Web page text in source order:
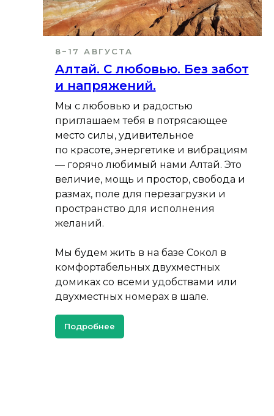
8−17 АВГУСТА
Алтай. С любовью. Без забот
и напряжений.
Мы с любовью и радостью
приглашаем тебя в потрясающее
место силы, удивительное
по красоте, энергетике и вибрациям
— горячо любимый нами Алтай. Это
величие, мощь и простор, свобода и
размах, поле для перезагрузки и
пространство для исполнения
желаний.
Мы будем жить в на базе Сокол в
комфортабельных двухместных
домиках со всеми удобствами или
двухместных номерах в шале.
Подробнее